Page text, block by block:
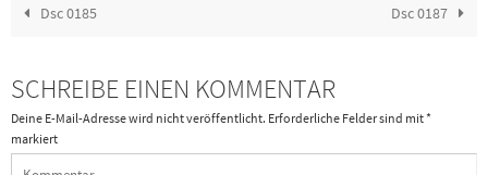
Dsc 0185 Dsc 0187
SCHREIBE EINEN KOMMENTAR
Deine E-Mail-Adresse wird nicht veröffentlicht. Erforderliche Felder sind mit*
markiert